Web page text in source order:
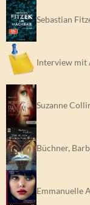
Sebastian
Interview mit
Suzanne
Büchner,
Emmanuelle